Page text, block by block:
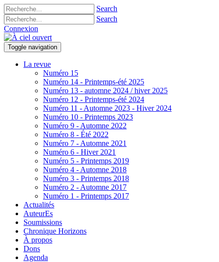
Search
Search
Connexion
Toggle navigation
La revue
Numéro 15
Numéro 14 - Printemps-été 2025
Numéro 13 - automne 2024 / hiver 2025
Numéro 12 - Printemps-été 2024
Numéro 11 - Automne 2023 - Hiver 2024
Numéro 10 - Printemps 2023
Numéro 9 - Automne 2022
Numéro 8 - Été 2022
Numéro 7 - Automne 2021
Numéro 6 - Hiver 2021
Numéro 5 - Printemps 2019
Numéro 4 - Automne 2018
Numéro 3 - Printemps 2018
Numéro 2 - Automne 2017
Numéro 1 - Printemps 2017
Actualités
AuteurEs
Soumissions
Chronique Horizons
À propos
Dons
Agenda